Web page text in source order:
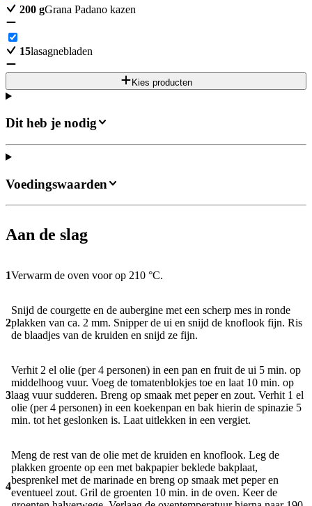
200 gGrana Padano kazen
15lasagnebladen
Kies producten
Dit heb je nodig
Aan de slag
1Verwarm de oven voor op 210 °C.
2
Snijd de courgette en de aubergine met een scherp mes in ronde
plakken van ca. 2 mm. Snipper de ui en snijd de knoflook fijn. Ris
de blaadjes van de kruiden en snijd ze fijn.
3
Verhit 2 el olie (per 4 personen) in een pan en fruit de ui 5 min. op
middelhoog vuur. Voeg de tomatenblokjes toe en laat 10 min. op
laag vuur sudderen. Breng op smaak met peper en zout. Verhit 1 el
olie (per 4 personen) in een koekenpan en bak hierin de spinazie 5
min. tot het geslonken is. Laat uitlekken in een vergiet.
4
Meng de rest van de olie met de kruiden en knoflook. Leg de
plakken groente op een met bakpapier beklede bakplaat,
besprenkel met de marinade en breng op smaak met peper en
eventueel zout. Gril de groenten 10 min. in de oven. Keer de
Voedingswaarden